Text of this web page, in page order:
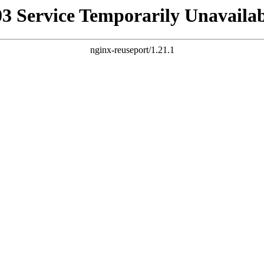
Service Temporarily
nginx-reuseport/1.21.1